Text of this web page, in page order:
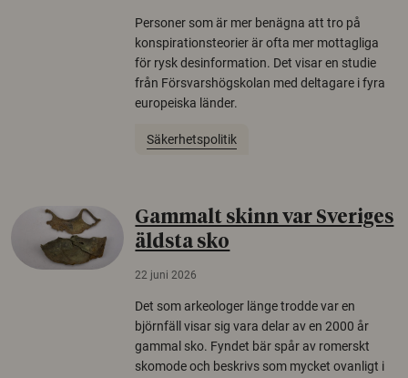
Personer som är mer benägna att tro på
konspirationsteorier är ofta mer mottagliga
för rysk desinformation. Det visar en studie
från Försvarshögskolan med deltagare i fyra
europeiska länder.
Säkerhetspolitik
Gammalt skinn var Sveriges
äldsta sko
22 juni 2026
Det som arkeologer länge trodde var en
björnfäll visar sig vara delar av en 2000 år
gammal sko. Fyndet bär spår av romerskt
skomode och beskrivs som mycket ovanligt i